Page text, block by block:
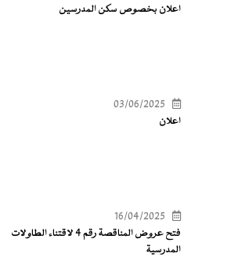
اعلان بخصوص سكن المدرسين
03/06/2025
اعلان
16/04/2025
فتح عروض المناقصة رقم 4 لاقتناء الطاولات
المدرسية